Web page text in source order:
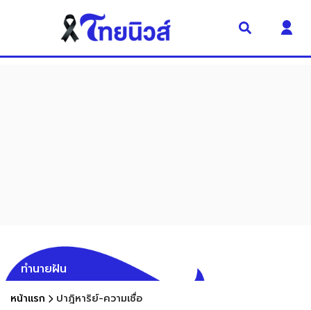
ทำนายฝัน
หน้าแรก ปาฎิหาริย์-ความเชื่อ